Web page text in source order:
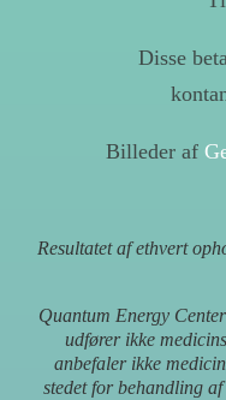
Disse
Billeder af
Resultatet af ethvert
Quantum Energy
udfører ikke
anbefaler ikke
stedet for behandling